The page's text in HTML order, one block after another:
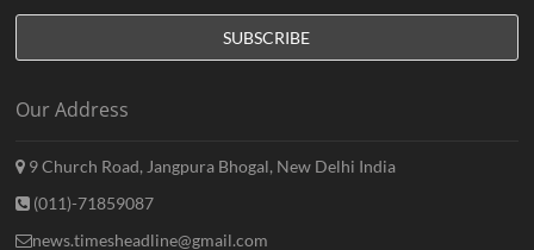
Our Address
9 Church Road, Jangpura Bhogal, New Delhi India
(011)-71859087
news.timesheadline@gmail.com